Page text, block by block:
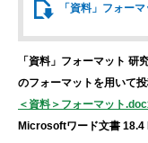
「資料」 フォーマ
「資料」フォーマット 研
のフォーマットを用いて投
＜資料＞フォーマット
Microsoftワード文書 18.4